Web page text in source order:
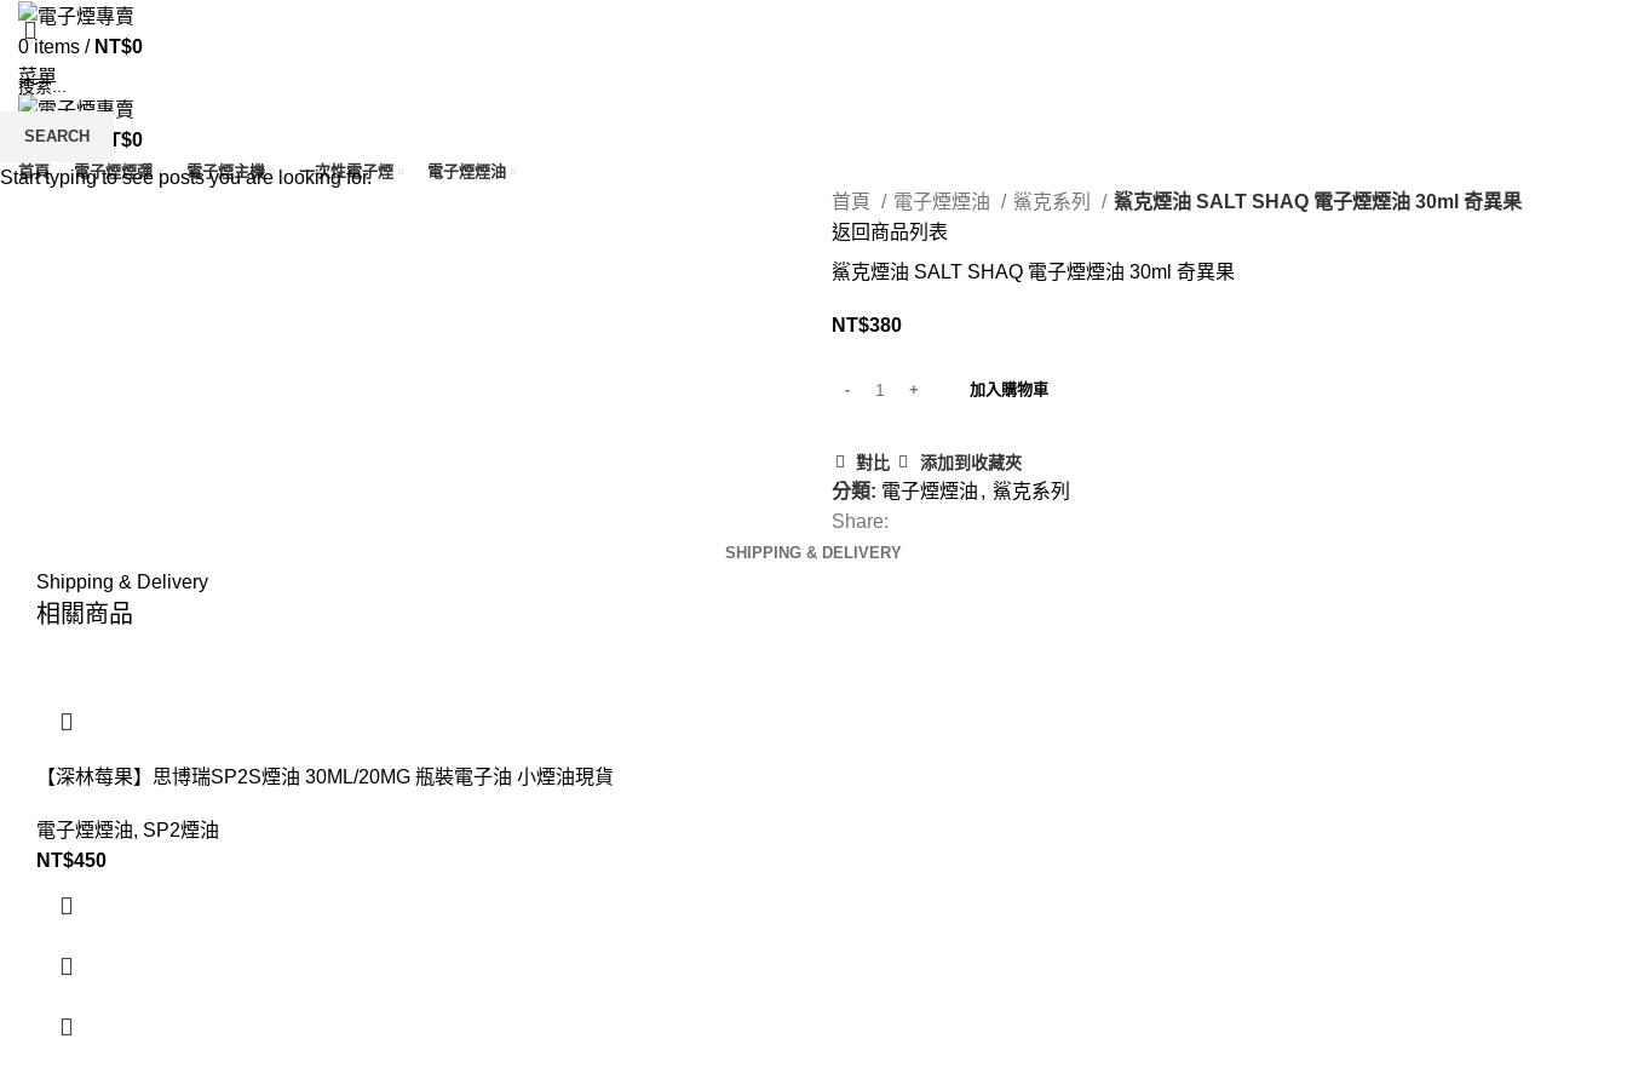
0 items / NT$0
菜單
0items / NT$0
首頁 電子煙煙彈 電子煙主機 一次性電子煙 電子煙煙油
首頁 電子煙煙油 鯊克系列
鯊克煙油 SALT SHAQ 電子煙煙油 30ml 奇異果
返回商品列表
鯊克煙油 SALT SHAQ 電子煙煙油 30ml 奇異果
NT$380
加入購物車
對比 添加到收藏夾
分類: 電子煙煙油 , 鯊克系列
Share:
SHIPPING & DELIVERY
Shipping & Delivery
相關商品
【深林莓果】思博瑞SP2S煙油 30ML/20MG 瓶裝電子油 小煙油現貨
電子煙煙油, SP2煙油
NT$450
SEARCH
Start typing to see posts you are looking for.